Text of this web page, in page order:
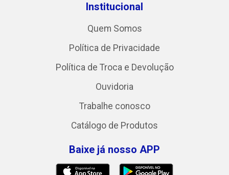
Institucional
Quem Somos
Política de Privacidade
Política de Troca e Devolução
Ouvidoria
Trabalhe conosco
Catálogo de Produtos
Baixe já nosso APP